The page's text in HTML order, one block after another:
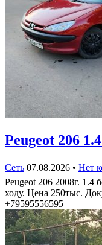
Peugeot 206
Сеть 07.08.2026 • Нет
Peugeot 206 2008г. 1.4
ходу. Цена 250тыс.
+79595556595